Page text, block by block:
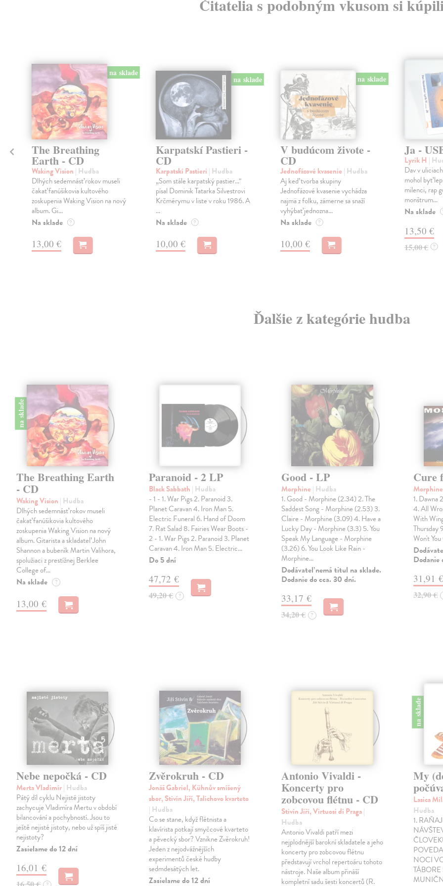
Čitatelia s podobným vkusom si
na sklade
The Breathing
Earth - CD
Waking Vision | Hudba
Dlhých sedemnásť rokov museli
čakať fanúšikovia kultového
zoskupenia Waking Vision na nový
album. Gi...
Na sklade ?
13,00 €
na sklade
Karpatskí Pastieri -
CD
Karpatskí Pastieri | Hudba
„Som stále karpatský pastier...“
písal Dominik Tatarka Silvestrovi
Krčmérymu v liste v roku 1986. A
...
Na sklade ?
10,00 €
na sklade
V budúcom živote -
CD
Jednofázové kvasenie | Hudba
Aj keď tvorba skupiny
Jednofázové kvasenie vychádza
najmä z folku, zámerne sa snaží
vyhýbať jednozna...
Na sklade ?
10,00 €
Ja -
Lyrik H |
Dav v
mohol byť
milenci, rap
monštrum...
Na sklade
13,50 €
15,00 € ?
Ďalšie z kategórie hudba
na sklade
The Breathing Earth
- CD
Waking Vision | Hudba
Dlhých sedemnásť rokov museli
čakať fanúšikovia kultového
zoskupenia Waking Vision na nový
album. Gitarista a skladateľ John
Shannon a bubeník Martin Valihora,
spolužiaci z prestížnej Berklee
College of…
Na sklade ?
13,00 €
Paranoid - 2 LP
Black Sabbath | Hudba
- 1 - 1. War Pigs 2. Paranoid 3.
Planet Caravan 4. Iron Man 5.
Electric Funeral 6. Hand of Doom
7. Rat Salad 8. Fairies Wear Boots -
2 - 1. War Pigs 2. Paranoid 3. Planet
Caravan 4. Iron Man 5. Electric…
Do 5 dní
47,72 €
49,20 € ?
Good - LP
Morphine | Hudba
1. Good - Morphine (2.34) 2. The
Saddest Song - Morphine (2.53) 3.
Claire - Morphine (3.09) 4. Have a
Lucky Day - Morphine (3.3) 5. You
Speak My Language - Morphine
(3.26) 6. You Look Like Rain -
Morphine…
Dodávateľ nemá titul na sklade.
Dodanie do cca. 30 dní.
33,17 €
34,20 € ?
Cure
Morphine
1. Dawna
4. All
With
Thursday
Won't
Dodanie
31,91 €
32,90 €
Nebe nepočká - CD
Merta Vladimír| Hudba
Pátý díl cyklu Nejisté jistoty
zachycuje Vladimíra Mertu v období
bilancování a pochybností. Jsou to
ještě nejisté jistoty, nebo už spíš jisté
nejistoty?
Zasielame do 12 dní
16,01 €
Zvěrokruh - CD
Jonáš Gabriel, Kühnův smíšený
sbor, Stivín Jiří, Talichovo kvarteto
| Hudba
Co se stane, když flétnista a
klavírista potkají smyčcové kvarteto
a pěvecký sbor? Vznikne Zvěrokruh!
Jeden z nejodvážnějších
experimentů české hudby
sedmdesátých let.
Zasielame do 12 dní
Antonio Vivaldi -
Koncerty pro
zobcovou flétnu - CD
Stivín Jiří, Virtuosi di Praga|
Hudba
Antonio Vivaldi patří mezi
nejplodnější barokní skladatele a jeho
koncerty pro zobcovou flétnu
představují vrchol repertoáru tohoto
nástroje. Naše album přináší
kompletní sadu šesti koncertů (R.
na sklade
My
Lasica
Hudba
1.
NOCI